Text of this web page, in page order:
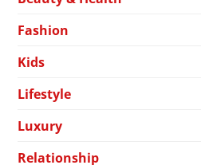
Fashion
Kids
Lifestyle
Luxury
Relationship